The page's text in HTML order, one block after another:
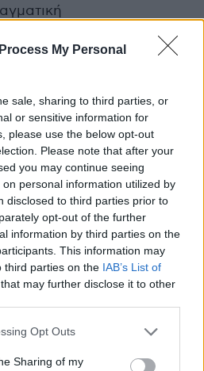
My Personal
sale, sharing to third parties, or
or sensitive information for
please use the below opt-out
Please note that after your
you may continue seeing
personal information utilized by
disclosed to third parties prior to
opt-out of the further
information by third parties on the
This information may
third parties on the IAB’s List of
that may further disclose it to other
app uses one or more Google
behaviour. You may click to
Opt Outs
Sharing of my
του μέτρου. Ωστόσο, η
παύει να είναι
«κόμβους επιστροφών»
στρατηγικής.
ότι ο υπουργός
Ασύλου μπορεί να
αυτές, σύμφωνα με το
εξαίρεση που
γραμμή: οι ασυνόδευτοι
από το πεδίο εφαρμογής
μπορούν να ενταχθούν
καθημερινή λειτουργία